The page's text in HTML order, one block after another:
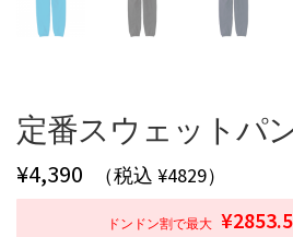
定番スウェットパン
¥4,390 （税込 ¥4829）
ドンドン割で最大 ¥2853.5